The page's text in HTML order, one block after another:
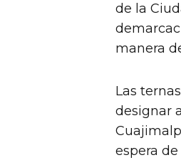
de la
manera
Las
designar
espera